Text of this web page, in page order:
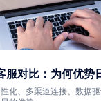
服对比：为何优势
化、多渠道连接、数据